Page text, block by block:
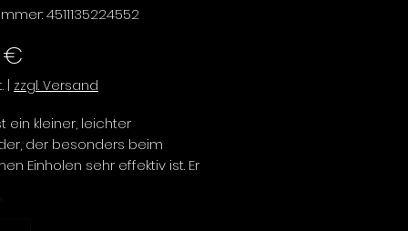
4511135224552
€
zzgl. Versand
ein kleiner, leichter
der besonders beim
Einholen sehr effektiv ist. Er